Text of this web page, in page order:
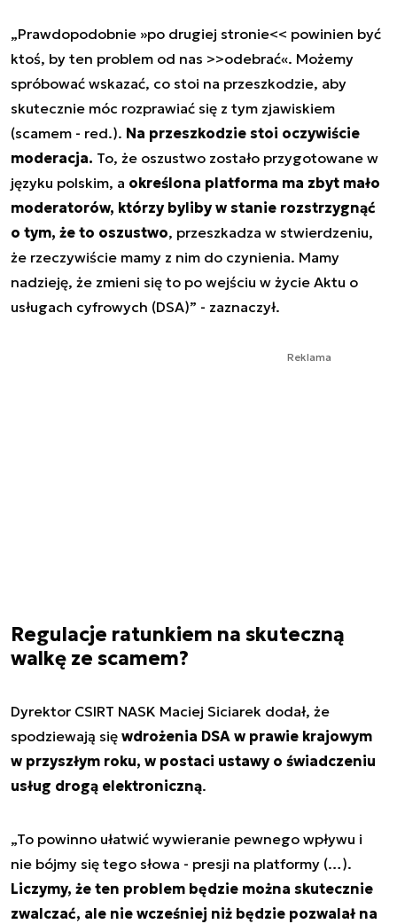
„Prawdopodobnie »po drugiej stronie<< powinien być
ktoś, by ten problem od nas >>odebrać«. Możemy
spróbować wskazać, co stoi na przeszkodzie, aby
skutecznie móc rozprawiać się z tym zjawiskiem
(scamem - red.). Na przeszkodzie stoi oczywiście
moderacja. To, że oszustwo zostało przygotowane w
języku polskim, a określona platforma ma zbyt mało
moderatorów, którzy byliby w stanie rozstrzygnąć
o tym, że to oszustwo, przeszkadza w stwierdzeniu,
że rzeczywiście mamy z nim do czynienia. Mamy
nadzieję, że zmieni się to po wejściu w życie Aktu o
usługach cyfrowych (DSA)” - zaznaczył.
Reklama
Regulacje ratunkiem na skuteczną
walkę ze scamem?
Dyrektor CSIRT NASK Maciej Siciarek dodał, że
spodziewają się wdrożenia DSA w prawie krajowym
w przyszłym roku, w postaci ustawy o świadczeniu
usług drogą elektroniczną.
„To powinno ułatwić wywieranie pewnego wpływu i
nie bójmy się tego słowa - presji na platformy (…).
Liczymy, że ten problem będzie można skutecznie
zwalczać, ale nie wcześniej niż będzie pozwalał na